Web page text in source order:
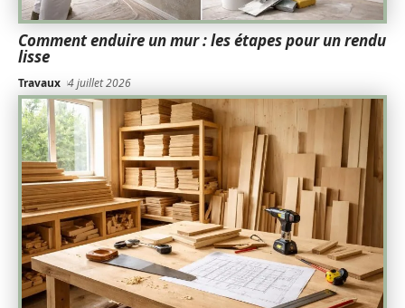
Comment enduire un mur : les étapes pour un rendu
lisse
Travaux 4 juillet 2026